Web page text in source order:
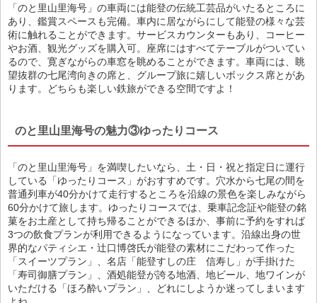
「のと里山里海号」の車両には能登の伝統工芸品がいたるところに
あり、鑑賞スペースも完備。車内に居ながらにして能登の様々な芸
術に触れることができます。サービスカウンターもあり、コーヒー
やお酒、観光グッズを購入可。座席にはすべてテーブルがついてい
るので、寛ぎながらの車窓を眺めることができます。車両には、眺
望抜群の七尾湾向きの席と、グループ旅に嬉しいボックス席とがあ
ります。どちらも楽しい鉄旅ができる空間ですよ！
のと里山里海号の魅力③ゆったりコース
「のと里山里海号」を満喫したいなら、土・日・祝と指定日に運行
している「ゆったりコース」がおすすめです。穴水から七尾の間を
普通列車が40分かけて走行するところを沿線の景色を楽しみながら
60分かけて旅します。ゆったりコースでは、乗車記念証や能登の銘
菓をお土産として持ち帰ることができるほか、事前に予約をすれば
3つの飲食プランが利用できるようになっています。沿線出身の世
界的なパティシエ・辻口博啓氏が能登の素材にこだわって作った
「スイーツプラン」、名店「能登すしの庄 信寿し」が手掛けた
「寿司御膳プラン」、酒処能登が誇る地酒、地ビール、地ワインが
いただける「ほろ酔いプラン」、どれにしようか迷ってしまいます